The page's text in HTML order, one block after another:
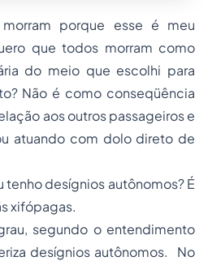
porque esse é meu
que todos morram como
do meio que escolhi para
Não é como conseqüência
aos outros passageiros e
atuando com dolo direto de
tenho desígnios autônomos? É
xifópagas.
segundo o entendimento
desígnios autônomos. No